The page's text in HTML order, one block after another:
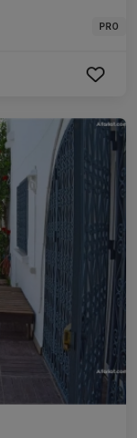
PRO